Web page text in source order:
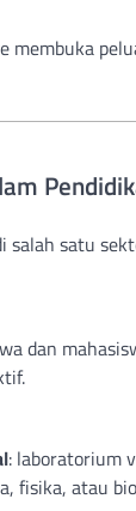
membuka
salah satu
dan
: laboratorium
fisika, atau